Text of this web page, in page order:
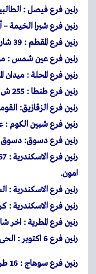
رنينفرع فيصل :
رنينفرع شبرا الخيمة
رنينفرع المقطم : 39 شارع 9 المقطم أمام سيراميك كليوباترا بجوار أورانج.
رنينفرع عين شمس :
رنينفرع المحلة : ميدان
رنينفرع طنطا : 255 ش الجلاء مول مصر للتامين ميدان الجمهورية طنطا.
رنينفرع الزقازيق:
رنينفرع شبين الكوم :
رنينفرع دسوق: دسوق
رنين
امون.
رنينفرع الاسكندرية
رنينفرع الاسكندرية : كرموز 97 شارع ترعة المحمودية ناصية شارع الترام
رنينفرع المطرية : اخر
رنينفرع 6 اكتوبر : الحى السادس اجياد مول
رنينفرع سوهاج : 16 طريق سوهاج اخميم – صينية اخميم